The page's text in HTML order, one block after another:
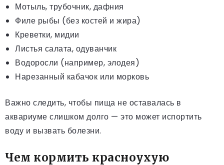
Мотыль, трубочник, дафния
Филе рыбы (без костей и жира)
Креветки, мидии
Листья салата, одуванчик
Водоросли (например, элодея)
Нарезанный кабачок или морковь
Важно следить, чтобы пища не оставалась в
аквариуме слишком долго — это может испортить
воду и вызвать болезни.
Чем кормить красноухую